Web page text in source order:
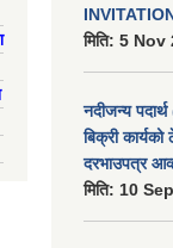
मिति: 5 Nov
नदीजन्य
बिक्री कार्यको
दरभाउपत्र
मिति: 10